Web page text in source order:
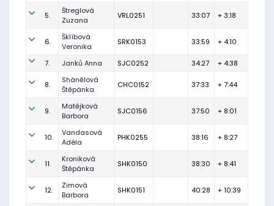
5.
Štreglová
Zuzana
VRL0251 33:07 + 3:18
6.
Šklíbová
Veronika
SRK0153 33:59 + 4:10
7. Janků Anna SJC0252 34:27 + 4:38
8.
Shánělová
Štěpánka
CHC0152 37:33 + 7:44
9.
Matějková
Barbora
SJC0156 37:50 + 8:01
10.
Vandasová
Adéla
PHK0255 38:16 + 8:27
11.
Kroniková
Štěpánka
SHK0150 38:30 + 8:41
12.
Zimová
Barbora
SHK0151 40:28 + 10:39